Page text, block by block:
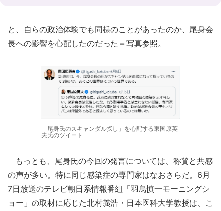
と、自らの政治体験でも同様のことがあったのか、尾身会
長への影響を心配したのだった＝写真参照。
「尾身氏のスキャンダル探し」を心配する東国原英
夫氏のツイート
もっとも、尾身氏の今回の発言については、称賛と共感
の声が多い。特に同じ感染症の専門家はなおさらだ。6月
7日放送のテレビ朝日系情報番組「羽鳥慎一モーニングシ
ョー」の取材に応じた北村義浩・日本医科大学教授は、こ